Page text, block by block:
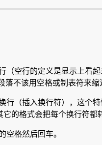
（空行的定义是显示上看
不该用空格或制表符来缩
行（插入换行符），这个
它的格式会把每个换行符都
空格然后回车。